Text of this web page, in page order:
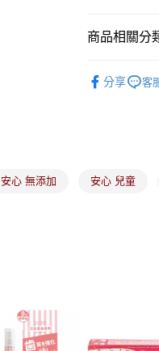
流程，驗證手
完成交易。
4.訂單成立30
消。如遇「轉
帳／街口支付
3.完整用戶服
全家取貨付款
7-11取貨付款
每筆NT$100
宅配(離島)
商品相關分
分享
客
安心 無添加 安心 兒童